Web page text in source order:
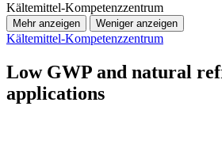
Kältemittel-Kompetenzzentrum
Mehr anzeigen Weniger anzeigen
Kältemittel-Kompetenzzentrum
Low GWP and natural
applications